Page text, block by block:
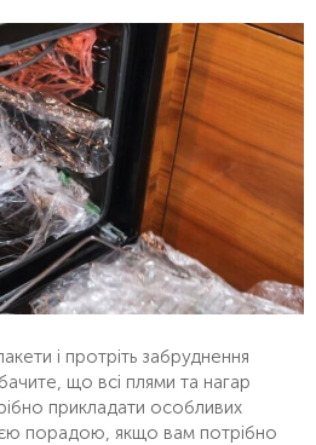
і протріть забруднення
що всі плями та нагар
прикладати особливих
порадою, якщо вам потрібно